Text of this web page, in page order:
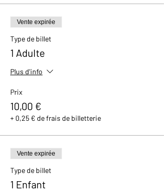
Vente expirée
Type de billet
1 Adulte
Plus d'info
Prix
10,00 €
+ 0,25 € de frais de billetterie
Vente expirée
Type de billet
1 Enfant